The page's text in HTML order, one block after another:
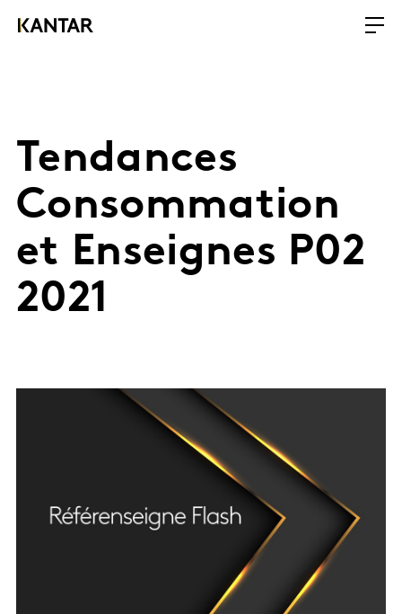
Tendances
Consommation
et Enseignes P02
2021